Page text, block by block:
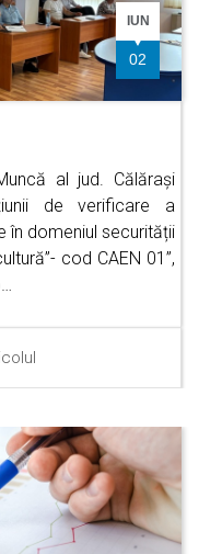
IUN
02
al jud. Călăraşi
de verificare a
în domeniul securității
cod CAEN 01”,